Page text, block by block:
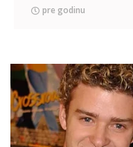
(FOTO)
pre godinu